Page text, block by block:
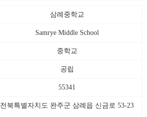
삼례중학교
Samrye Middle School
중학교
공립
55341
전북특별자치도 완주군 삼례읍 신금로 53-23